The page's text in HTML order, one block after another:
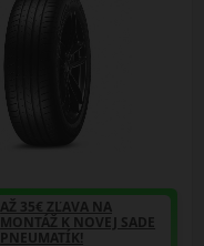
AŽ 35€ ZĽAVA NA
MONTÁŽ K NOVEJ SADE
PNEUMATÍK!